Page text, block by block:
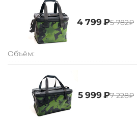
‍4 799‍ ₽‍5 782‍₽
Объём:
‍5 999‍ ₽‍7 228‍₽